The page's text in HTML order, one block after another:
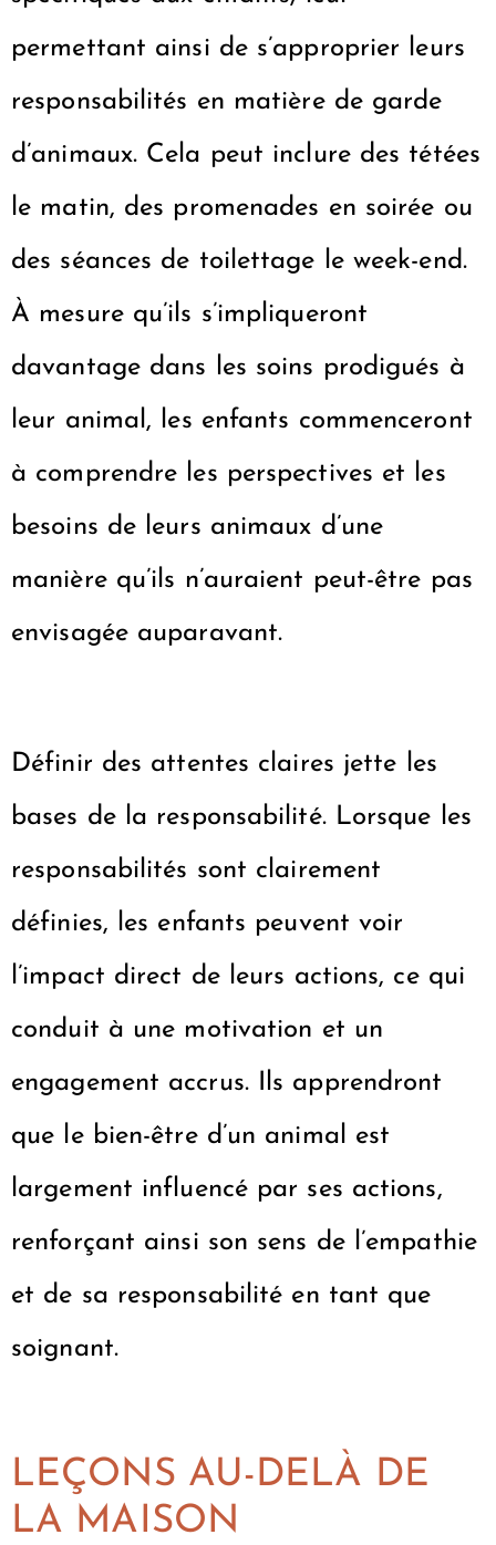
permettant ainsi de s’approprier leurs
responsabilités en matière de garde
d’animaux. Cela peut inclure des tétées
le matin, des promenades en soirée ou
des séances de toilettage le week-end.
À mesure qu’ils s’impliqueront
davantage dans les soins prodigués à
leur animal, les enfants commenceront
à comprendre les perspectives et les
besoins de leurs animaux d’une
manière qu’ils n’auraient peut-être pas
envisagée auparavant.
Définir des attentes claires jette les
bases de la responsabilité. Lorsque les
responsabilités sont clairement
définies, les enfants peuvent voir
l’impact direct de leurs actions, ce qui
conduit à une motivation et un
engagement accrus. Ils apprendront
que le bien-être d’un animal est
largement influencé par ses actions,
renforçant ainsi son sens de l’empathie
et de sa responsabilité en tant que
soignant.
LEÇONS AU-DELÀ DE
LA MAISON